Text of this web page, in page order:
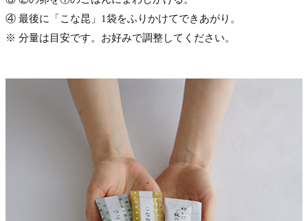
④ 最後に「こな昆」1袋をふりかけてできあがり。
※ 分量は目安です。お好みで調整してください。